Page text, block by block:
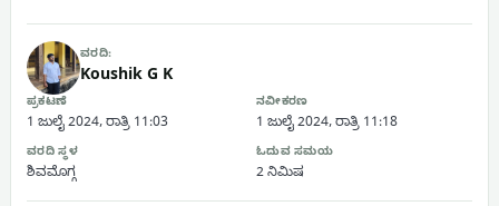
ವರದಿ:
Koushik G K
ಪ್ರಕಟಣೆ
1 ಜುಲೈ 2024, ರಾತ್ರಿ 11:03
ನವೀಕರಣ
1 ಜುಲೈ 2024, ರಾತ್ರಿ 11:18
ವರದಿ ಸ್ಥಳ
ಶಿವಮೊಗ್ಗ
ಓದುವ ಸಮಯ
2 ನಿಮಿಷ